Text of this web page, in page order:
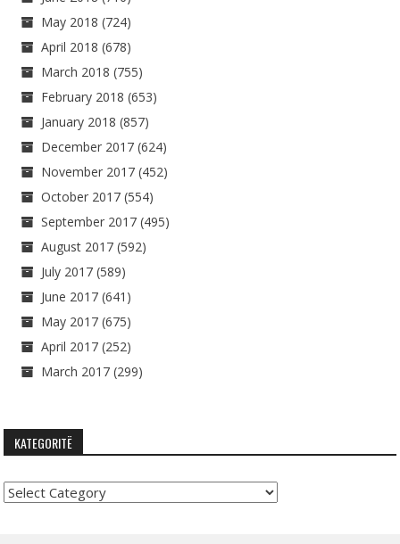
May 2018 (724)
April 2018 (678)
March 2018 (755)
February 2018 (653)
January 2018 (857)
December 2017 (624)
November 2017 (452)
October 2017 (554)
September 2017 (495)
August 2017 (592)
July 2017 (589)
June 2017 (641)
May 2017 (675)
April 2017 (252)
March 2017 (299)
KATEGORITË
Kategoritë